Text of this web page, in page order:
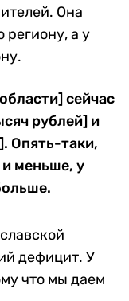
Она
а у
сейчас
рублей] и
Опять-таки,
и меньше, у
дефицит. У
что мы даем